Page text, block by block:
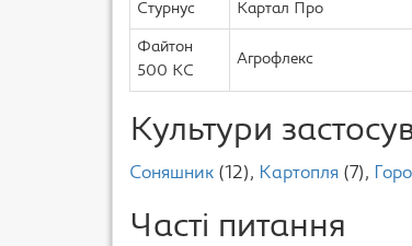
Стурнус Картал Про
Файтон
500 КС
Агрофлекс
Культури
Соняшник (12), Картопля (7),
Часті питання